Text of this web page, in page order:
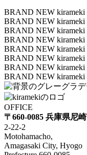
BRAND NEW
BRAND NEW
BRAND NEW
BRAND NEW
BRAND NEW
BRAND NEW
BRAND NEW
BRAND NEW
OFFICE
〒660-0085 兵庫県尼
2-22-2
Motohamacho,
Amagasaki City, Hyogo